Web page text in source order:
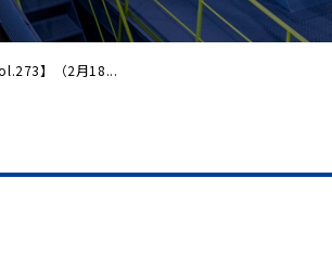
】（2月18...